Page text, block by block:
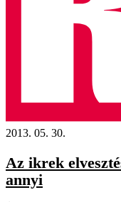
2013. 05. 30.
Az ikrek
annyi